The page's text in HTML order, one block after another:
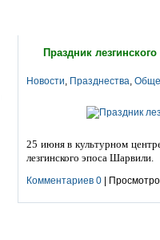
Праздник
Новости, Празднества,
25 июня в культурном
лезгинского эпоса Шарвили.
Комментариев 0 |